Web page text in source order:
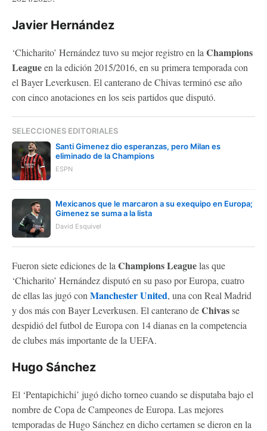
Javier Hernández
‘Chicharito’ Hernández tuvo su mejor registro en la Champions
Leagueen la edición 2015/2016, en su primera temporada con
el Bayer Leverkusen. El canterano de Chivas terminó ese año
con cinco anotaciones en los seis partidos que disputó.
SELECCIONES EDITORIALES
Santi Gimenez dio esperanzas, pero Milan es
eliminado de la Champions
ESPN
Mexicanos que le marcaron a su exequipo en Europa;
Gimenez se suma a la lista
David Esquivel
Fueron siete ediciones de la Champions Leaguelas que
‘Chicharito’ Hernández disputó en su paso por Europa, cuatro
de ellas las jugó con Manchester United, una con Real Madrid
y dos más con Bayer Leverkusen. El canterano deChivasse
despidió del futbol de Europa con 14 dianas en la competencia
de clubes más importante de la UEFA.
Hugo Sánchez
El ‘Pentapichichi’ jugó dicho torneo cuando se disputaba bajo el
nombre de Copa de Campeones de Europa. Las mejores
temporadas de Hugo Sánchez en dicho certamen se dieron en la